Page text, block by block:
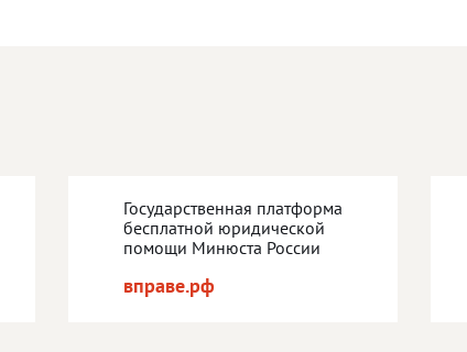
Государственная платформа
бесплатной юридической
помощи Минюста России
вправе.рф